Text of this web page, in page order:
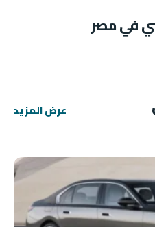
في مصر
عرض المزيد